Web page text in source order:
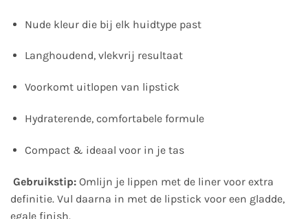
Nude kleur die bij elk huidtype past
Langhoudend, vlekvrij resultaat
Voorkomt uitlopen van lipstick
Hydraterende, comfortabele formule
Compact & ideaal voor in je tas
Gebruikstip: Omlijn je lippen met de liner voor extra
definitie. Vul daarna in met de lipstick voor een gladde,
egale finish.